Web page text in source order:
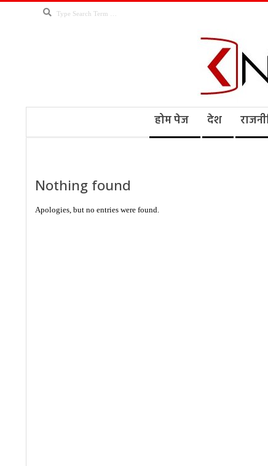
Search
होम पेज देश
Nothing found
Apologies, but no entries were found.